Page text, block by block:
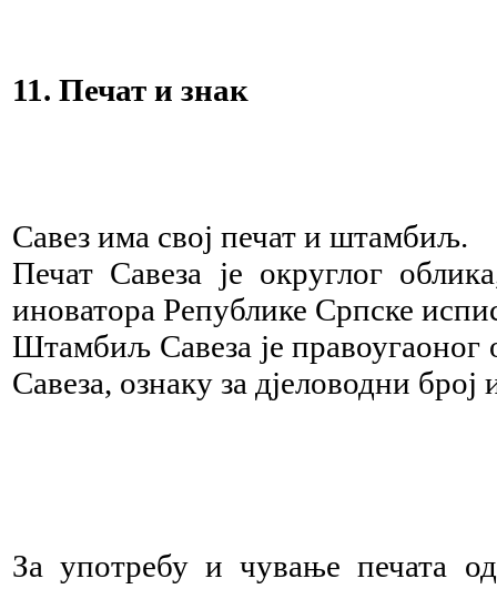
11. Печат и знак
Савез има свој печат и штамбиљ.
Печат Савеза је округлог
иноватора Републике Српске
Штамбиљ Савеза је правоугаоног
Савеза, ознаку за дјеловодни број
За употребу и чување печата